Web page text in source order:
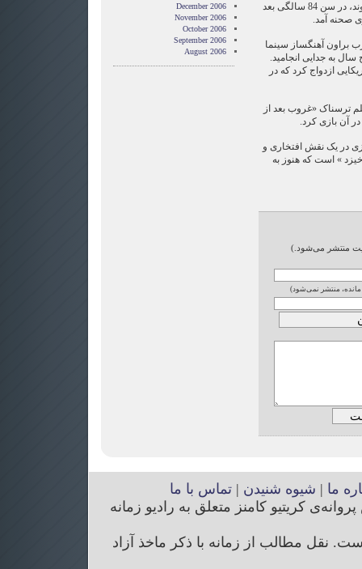
با این حال، خانم پیج برخلاف دزموند، در سن 84 سالگی بعد
صحنه آمد.
با ناسیو هرب براون آهنگساز سینما
سال به جدایی انجامید.
ازدواج کرد که در
ترسناک «غروب بعد از
در یک نقش افتخاری و
» است که هنوز به
منتشر می‌شود.)
مانده، منتشر نمی‌شود)
December 2006
November 2006
October 2006
September 2006
August 2006
ما | شیوه شنیدن |تماس با ما
کریتیو کامنز متعلق به رادیو زمانه
نقل مطالب از زمانه با ذکر ماخذ آزاد